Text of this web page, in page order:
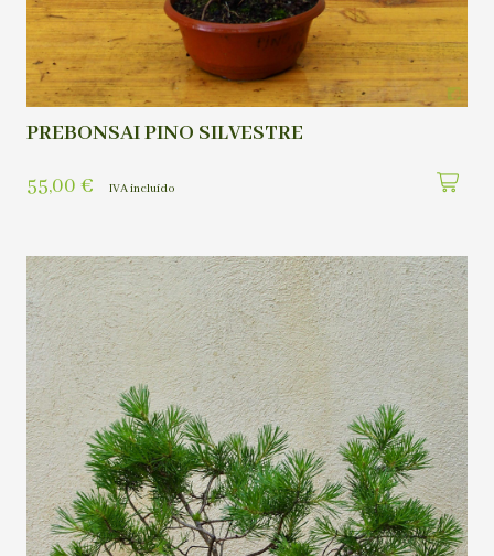
PREBONSAI PINO SILVESTRE
55,00 € IVA incluído